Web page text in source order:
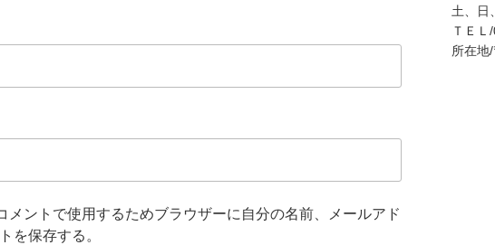
メントで使用するためブラウザーに自分の名前、メールアド
を保存する。
土、日
ＴＥＬ
所在地